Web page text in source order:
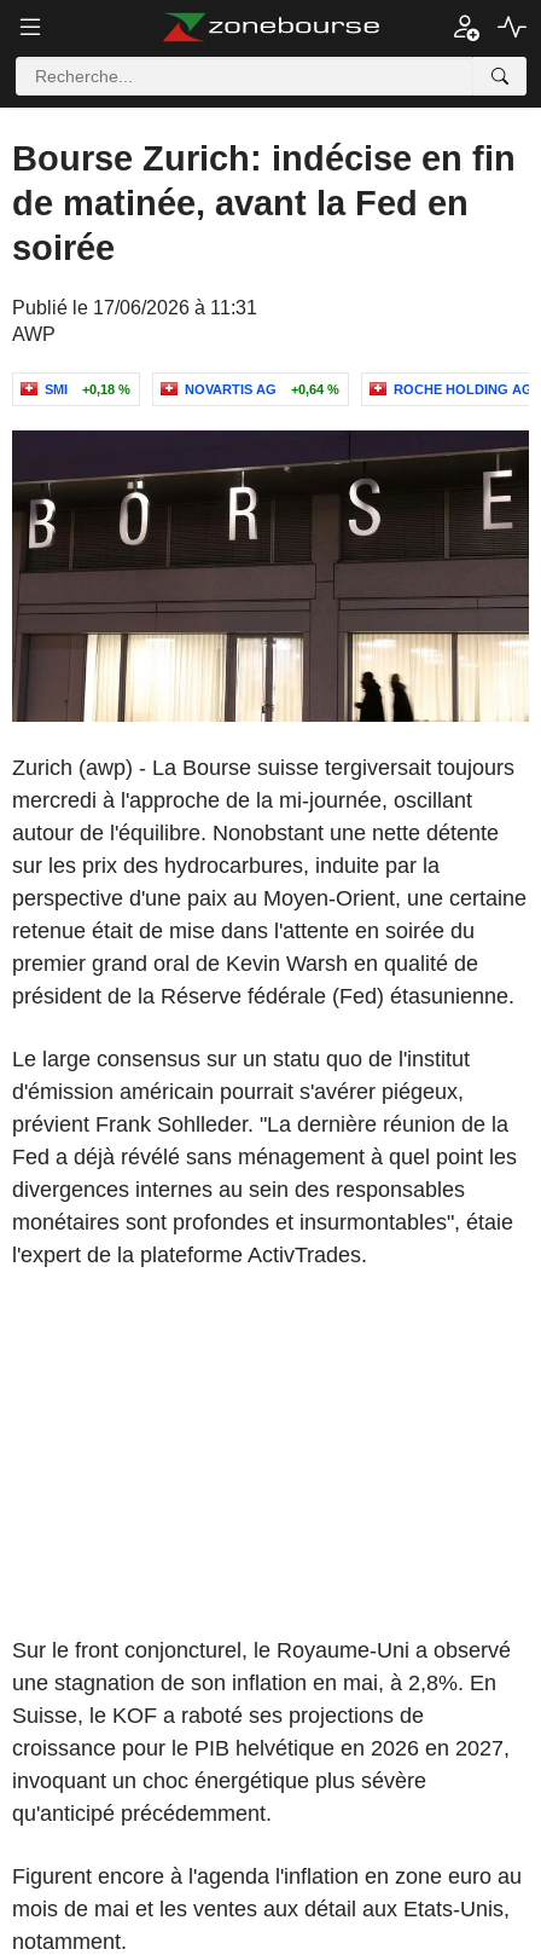
Bourse Zurich: indécise en fin
de matinée, avant la Fed en
soirée
Publié le 17/06/2026 à 11:31
AWP
SMI +0,18 % NOVARTIS AG +0,64 % ROCHE HOLDING AG
Zurich (awp) - La Bourse suisse tergiversait toujours
mercredi à l'approche de la mi-journée, oscillant
autour de l'équilibre. Nonobstant une nette détente
sur les prix des hydrocarbures, induite par la
perspective d'une paix au Moyen-Orient, une certaine
retenue était de mise dans l'attente en soirée du
premier grand oral de Kevin Warsh en qualité de
président de la Réserve fédérale (Fed) étasunienne.
Le large consensus sur un statu quo de l'institut
d'émission américain pourrait s'avérer piégeux,
prévient Frank Sohlleder. "La dernière réunion de la
Fed a déjà révélé sans ménagement à quel point les
divergences internes au sein des responsables
monétaires sont profondes et insurmontables", étaie
l'expert de la plateforme ActivTrades.
Sur le front conjoncturel, le Royaume-Uni a observé
une stagnation de son inflation en mai, à 2,8%. En
Suisse, le KOF a raboté ses projections de
croissance pour le PIB helvétique en 2026 en 2027,
invoquant un choc énergétique plus sévère
qu'anticipé précédemment.
Figurent encore à l'agenda l'inflation en zone euro au
mois de mai et les ventes aux détail aux Etats-Unis,
notamment.